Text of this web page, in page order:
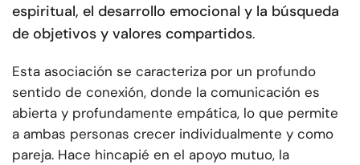
espiritual, el desarrollo emocional y la búsqueda
de objetivos y valores compartidos.
Esta asociación se caracteriza por un profundo
sentido de conexión, donde la comunicación es
abierta y profundamente empática, lo que permite
a ambas personas crecer individualmente y como
pareja. Hace hincapié en el apoyo mutuo, la